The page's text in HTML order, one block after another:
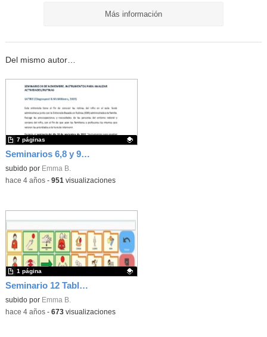
Más información
Del mismo autor…
Seminarios 6,8 y 9. Análisis de los cuestionarios utilizados para valorar las rutinas, el entorno natural del niño con necesidad de CAA y las habilidades del facilitador-interlocutor - Contenido educativo - Contenido educativo
Contenido educativo.
subido por Emma B.
7 páginas
-hace 4 años- 951 visualizaciones
Seminario 12 Tablero de comunicación VERBO
Contenido educativo.
subido por Emma B.
1 página
-hace 4 años- 673visualizaciones